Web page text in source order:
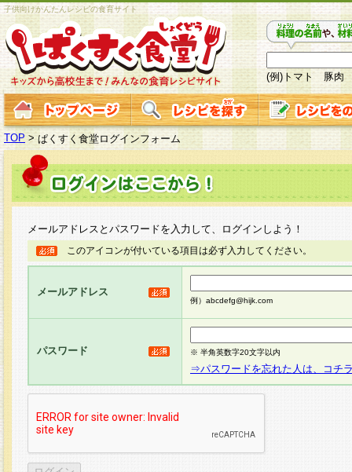
子供向けかんたんレシピの食育サイト
(例)トマト 豚肉
TOP > ぱくすく食堂ログインフォーム
メールアドレスとパスワードを入力して、ログインしよう！
このアイコンが付いている項目は必ず入力してください。
メールアドレス
例）abcdefg@hijk.com
パスワード ※ 半角英数字20文字以内
⇒パスワードを忘れた人は、コチ